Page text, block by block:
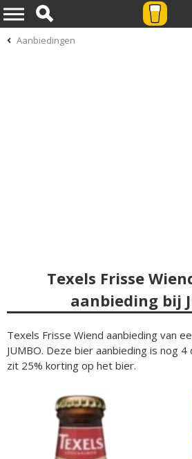
Aanbiedingen
Texels Frisse
aanbieding bij
Texels Frisse Wiend aanbieding van
JUMBO. Deze bier aanbieding is nog
zit 25% korting op het bier.